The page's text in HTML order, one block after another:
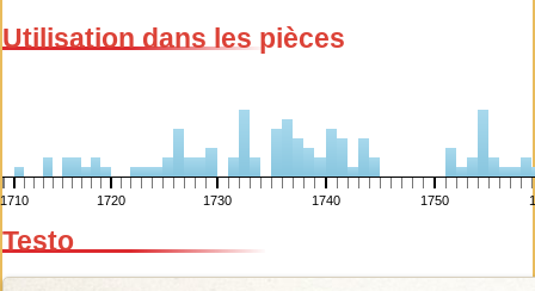
Utilisation dans les pièces
1710 1720 1730 1740 1750
Testo